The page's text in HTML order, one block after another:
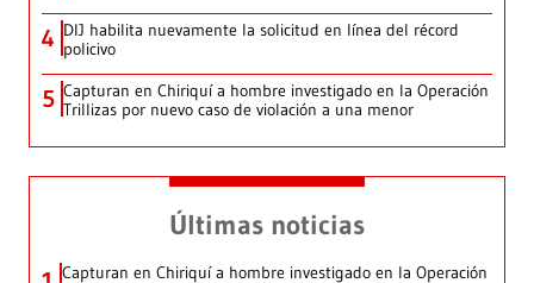
4 DIJ habilita nuevamente la solicitud en línea del récord
policivo
5 Capturan en Chiriquí a hombre investigado en la Operación
Trillizas por nuevo caso de violación a una menor
Últimas noticias
Capturan en Chiriquí a hombre investigado en la Operación